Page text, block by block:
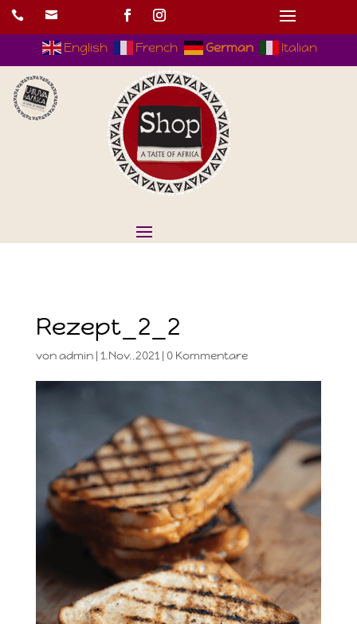
 
English French German Italian
Rezept_2_2
vonadmin| 1.Nov..2021 | 0 Kommentare